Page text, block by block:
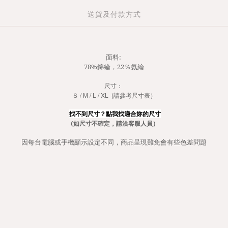
送貨及付款方式
面料:
78%錦綸，22％氨綸
尺寸：
Ｓ / M / L / XL (請參考尺寸表）
找不到尺寸？點我找適合妳的尺寸
(如尺寸不確定，請洽客服人員）
因每台電腦或手機顯示設定不同，商品呈現難免會有些色差問題